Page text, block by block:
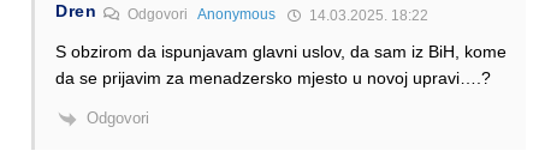
Dren Odgovori Anonymous 14.03.2025. 18:22
S obzirom da ispunjavam glavni uslov, da sam iz BiH, kome
da se prijavim za menadzersko mjesto u novoj upravi….?
Odgovori